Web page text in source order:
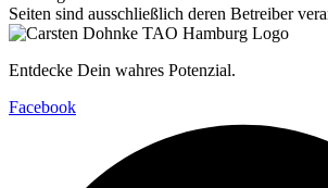
Seiten sind ausschließlich deren Betreiber
Entdecke Dein wahres Potenzial.
Facebook